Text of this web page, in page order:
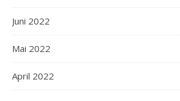
Juni 2022
Mai 2022
April 2022